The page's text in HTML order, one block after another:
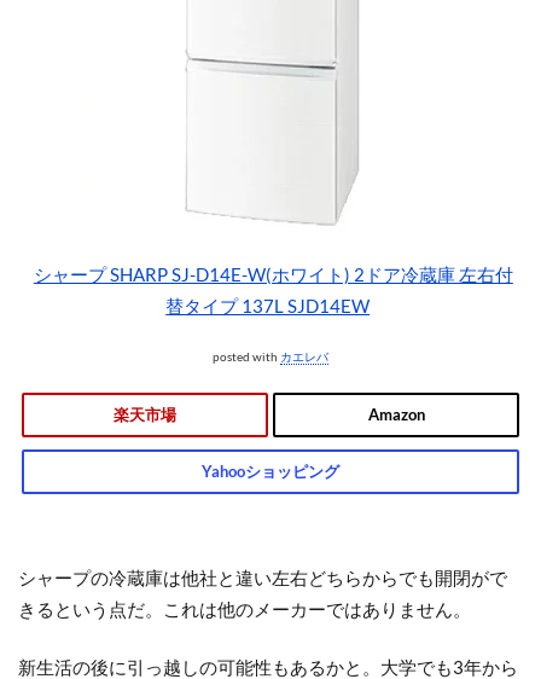
シャープ SHARP SJ-D14E-W(ホワイト) 2ドア冷蔵庫 左右付
替タイプ 137L SJD14EW
posted with カエレバ
楽天市場 Amazon
Yahooショッピング
シャープの冷蔵庫は他社と違い左右どちらからでも開閉がで
きる という点だ。これは他のメーカーではありません。
新生活の後に引っ越しの可能性もあるかと。大学でも3年から